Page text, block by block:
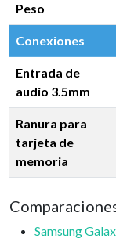
Peso
Conexiones
Entrada de
audio 3.5mm
Ranura para
tarjeta de
memoria
Samsung